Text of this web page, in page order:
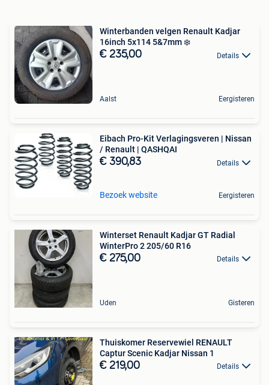
Winterbanden velgen Renault Kadjar
16inch 5x114 5&7mm ❄️
€ 235,00 Details
Aalst Eergisteren
Eibach Pro-Kit Verlagingsveren | Nissan
/ Renault | QASHQAI
€ 390,83 Details
Bezoek website Eergisteren
Winterset Renault Kadjar GT Radial
WinterPro 2 205/60 R16
€ 275,00 Details
Uden Gisteren
Thuiskomer Reservewiel RENAULT
Captur Scenic Kadjar Nissan 1
€ 219,00 Details